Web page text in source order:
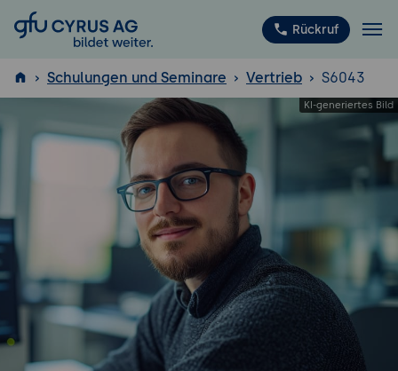
GFU Cyrus AG Rückruf
ISTQB
Schulungen und Seminare Vertrieb S6043